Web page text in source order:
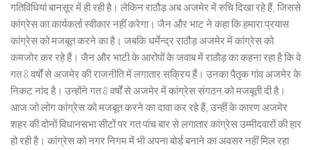
गतिविधियां बानसूर में ही रही है। लेकिन राठौड़ अब अजमेर में रुचि दिखा रहे हैं, जिससे
कांग्रेस का कार्यकर्ता स्वीकार नहीं करेगा। जैन और भाट ने कहा कि हमारा प्रयास
कांग्रेस को मजबूत करने का है। जबकि धर्मेन्द्र राठौड़ अजमेर में कांग्रेस को
कमजोर कर रहे हैं। जैन और भाटी के आरोपों के जवाब में राठौड़ का कहना रहा है कि वे
गत 8 वर्षों से अजमेर की राजनीति में लगातार सक्रिय हैं। उनका पैतृक गांव अजमेर के
निकट नांद है। उन्होंने गत 8 वर्षों से अजमेर में कांग्रेस संगठन को मजबूती दी है।
आज जो लोग कांग्रेस को मजबूत करने का दावा कर रहे हैं, उन्हीं के कारण अजमेर
शहर की दोनों विधानसभा सीटों पर गत पांच बार से लगातार कांग्रेस उम्मीदवारों की हार
हो रही है। कांग्रेस को नगर निगम में भी अपना बोर्ड बनाने का अवसर नहीं मिल रहा